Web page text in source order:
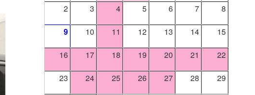
2 3 4 5 6 7 8
9 10 11 12 13 14 15
16 17 18 19 20 21 22
23 24 25 26 27 28 29